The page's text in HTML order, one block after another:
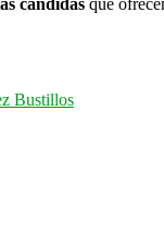
cándidas que
Bustillos